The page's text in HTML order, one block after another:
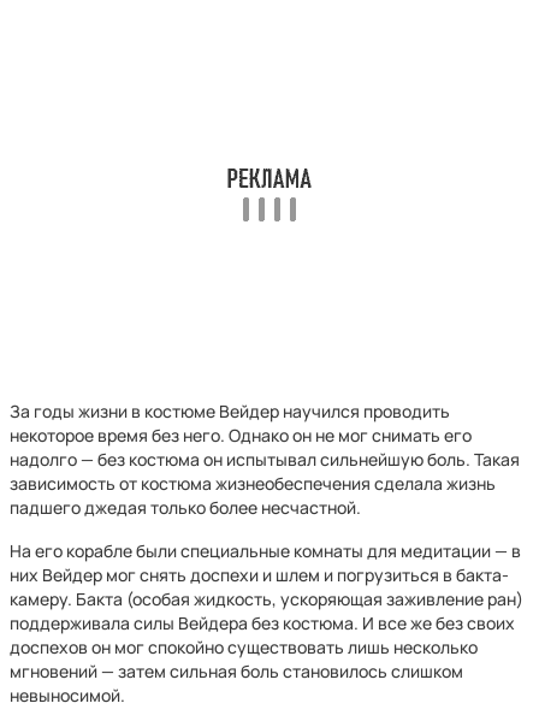
За годы жизни в костюме Вейдер научился проводить
некоторое время без него. Однако он не мог снимать его
надолго — без костюма он испытывал сильнейшую боль. Такая
зависимость от костюма жизнеобеспечения сделала жизнь
падшего джедая только более несчастной.
На его корабле были специальные комнаты для медитации — в
них Вейдер мог снять доспехи и шлем и погрузиться в бакта-
камеру. Бакта (особая жидкость, ускоряющая заживление ран)
поддерживала силы Вейдера без костюма. И все же без своих
доспехов он мог спокойно существовать лишь несколько
мгновений — затем сильная боль становилось слишком
невыносимой.